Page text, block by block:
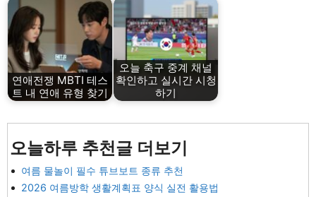
연애전쟁 MBTI 테스
트 내 연애 유형 찾기
오늘 축구 중계 채널
확인하고 실시간 시청
하기
오늘하루 추천글 더보기
여름 물놀이 필수 튜브보트 종류 추천
2026 여름방학 생활계획표 양식 실전 활용법